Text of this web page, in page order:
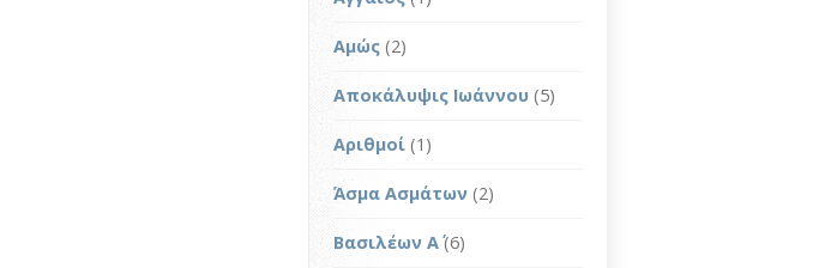
Αμώς (2)
Αποκάλυψις Ιωάννου (5)
Αριθμοί (1)
Άσμα Ασμάτων (2)
Βασιλέων Α΄(6)